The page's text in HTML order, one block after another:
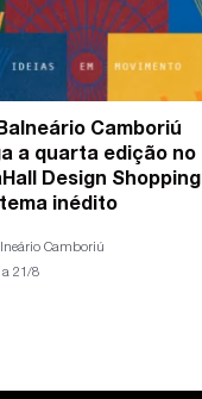
Camboriú
a quarta edição no
Design Shopping
inédito
Camboriú
a 21/8